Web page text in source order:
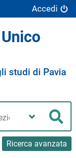
Accedi
studi di Pavia
Ricerca avanzata